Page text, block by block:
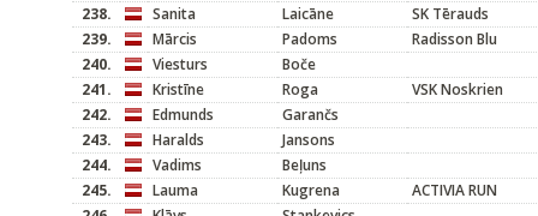
238.
Sanita Laicāne
SK Tērauds
239.
Mārcis Padoms
Radisson Blu
240.
Viesturs
Boče
241.
Kristīne Roga
VSK Noskrien
242.
Edmunds
Garančs
243.
Haralds
Jansons
244.
Vadims
Beļuns
245.
Lauma Kugrena
ACTIVIA RUN